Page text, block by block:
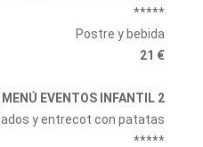
*****
Postre y bebida
21 €
MENÚ EVENTOS INFANTIL 2
y entrecot con patatas
*****